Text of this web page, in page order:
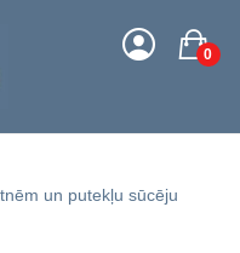
0
un putekļu sūcēju